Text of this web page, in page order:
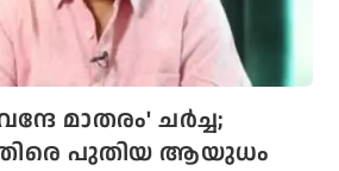
മാതരം' ചര്‍ച്ച;
പുതിയ ആയുധം